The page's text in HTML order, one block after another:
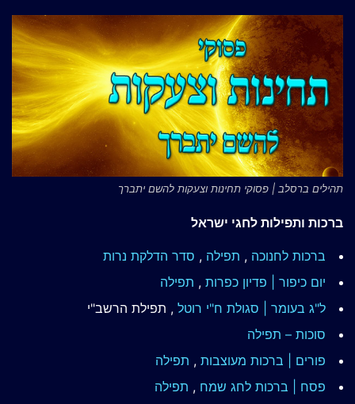
תהילים ברסלב | פסוקי תחינות וצעקות להשם יתברך
ברכות ותפילות לחגי ישראל
ברכות לחנוכה , תפילה , סדר הדלקת נרות
יום כיפור | פדיון כפרות , תפילה
ל"ג בעומר | סגולת ח"י רוטל , תפילת הרשב"י
סוכות – תפילה
פורים | ברכות מעוצבות , תפילה
פסח | ברכות לחג שמח , תפילה